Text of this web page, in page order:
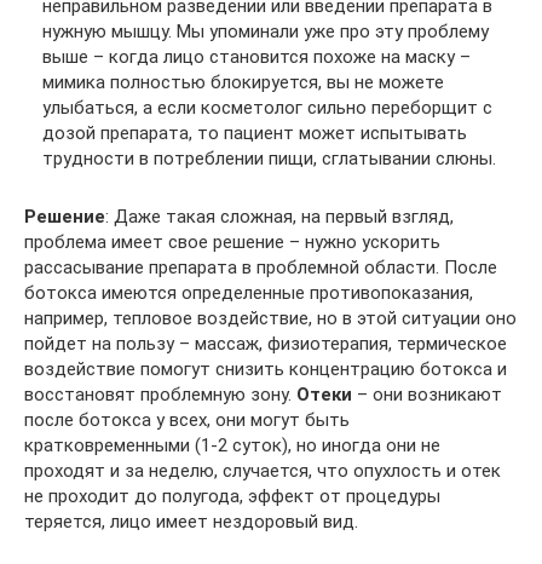
неправильном разведении или введении препарата в
нужную мышцу. Мы упоминали уже про эту проблему
выше – когда лицо становится похоже на маску –
мимика полностью блокируется, вы не можете
улыбаться, а если косметолог сильно переборщит с
дозой препарата, то пациент может испытывать
трудности в потреблении пищи, сглатывании слюны.
Решение: Даже такая сложная, на первый взгляд,
проблема имеет свое решение – нужно ускорить
рассасывание препарата в проблемной области. После
ботокса имеются определенные противопоказания,
например, тепловое воздействие, но в этой ситуации оно
пойдет на пользу – массаж, физиотерапия, термическое
воздействие помогут снизить концентрацию ботокса и
восстановят проблемную зону. Отеки – они возникают
после ботокса у всех, они могут быть
кратковременными (1-2 суток), но иногда они не
проходят и за неделю, случается, что опухлость и отек
не проходит до полугода, эффект от процедуры
теряется, лицо имеет нездоровый вид.